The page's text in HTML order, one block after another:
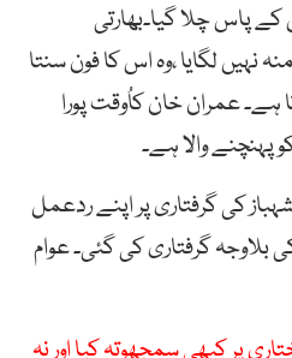
پاس چلا گیا۔بھارتی
نہیں لگایا ،وہ اس کا فون سنتا
ہے۔ عمران خان کاُوقت پورا
پہنچنے والا ہے۔
کی گرفتاری پر اپنے ردعمل
بلاوجہ گرفتاری کی گئی۔ عوام
پر کبھی سمجھوتہ کیا اور نہ